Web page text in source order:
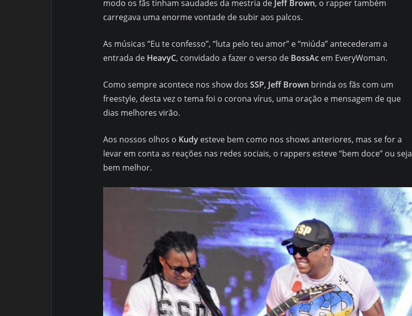
modo os fãs tinham saudades da mestria de Jeff Brown, o rapper também
carregava uma enorme vontade de subir aos palcos.
As músicas “Eu te confesso”, “luta pelo teu amor” e “miúda” antecederam a
entrada de HeavyC, convidado a fazer o verso de BossAc em EveryWoman.
Como sempre acontece nos show dos SSP, Jeff Brown brinda os fãs com um
freestyle, desta vez o tema foi o corona vírus, uma oração e mensagem de que
dias melhores virão.
Aos nossos olhos o Kudy esteve bem como nos shows anteriores, mas se for a
levar em conta as reações nas redes sociais, o rappers esteve “bem doce” ou seja
bem melhor.